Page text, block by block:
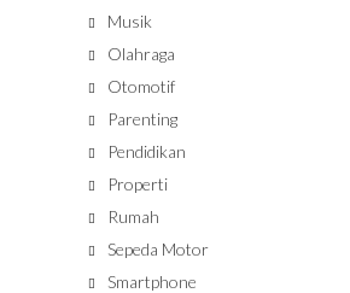
Musik
Olahraga
Otomotif
Parenting
Pendidikan
Properti
Rumah
Sepeda Motor
Smartphone